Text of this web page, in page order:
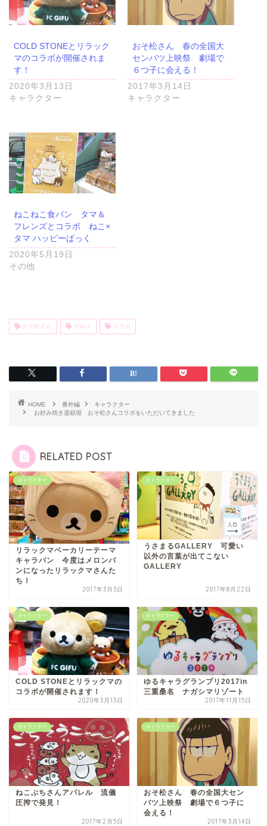
COLD STONEとリラック
マのコラボが開催されま
す！
2020年3月13日
キャラクター
おそ松さん 春の全国大
センバツ上映祭 劇場で
６つ子に会える！
2017年3月14日
キャラクター
ねこねこ食パン タマ＆
フレンズとコラボ ねこ×
タマ ハッピーぱっく
2020年5月19日
その他
おそ松さん グルメ コラボ
HOME 番外編
キャラクター
お好み焼き道頓堀 おそ松さんコラボをいただいてきました
RELATED POST
キャラクター
リラックマベーカリーテーマ
キャラバン 今度はメロンパ
ンになったリラックマさんた
ち！
2017年3月3日
キャラクター
うさまるGALLERY 可愛い
以外の言葉が出てこない
GALLERY
2017年8月22日
キャラクター
COLD STONEとリラックマの
コラボが開催されます！
2020年3月13日
キャラクター
ゆるキャラグランプリ2017in
三重桑名 ナガシマリゾート
2017年11月15日
キャラクター
ねこぶちさんアパレル 流儀
圧搾で発見！
2017年2月5日
キャラクター
おそ松さん 春の全国大セン
バツ上映祭 劇場で６つ子に
会える！
2017年3月14日